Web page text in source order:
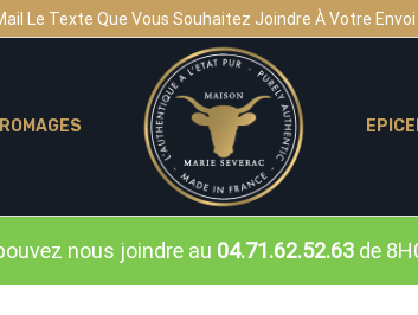
Le Texte Que Vous Souhaitez Joindre À Votre
nous joindre au 04.71.62.52.63de